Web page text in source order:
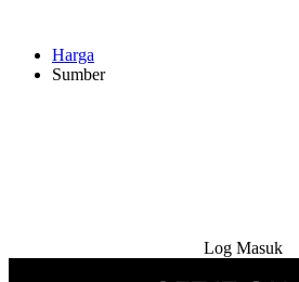
Harga
Sumber
Log Masuk